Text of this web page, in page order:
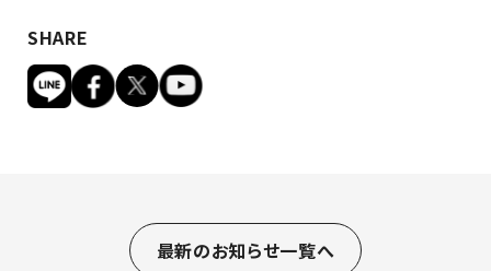
SHARE
最新のお知らせ一覧へ